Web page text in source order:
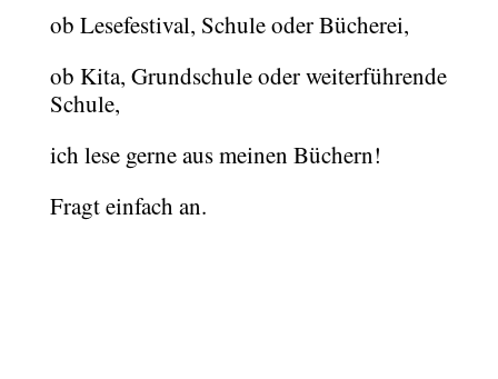
ob Lesefestival, Schule oder Bücherei,
ob Kita, Grundschule oder weiterführende
Schule,
ich lese gerne aus meinen Büchern!
Fragt einfach an.